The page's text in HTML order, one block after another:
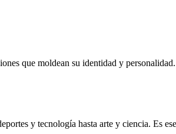
que moldean su identidad y
y tecnología hasta arte y ciencia. Es